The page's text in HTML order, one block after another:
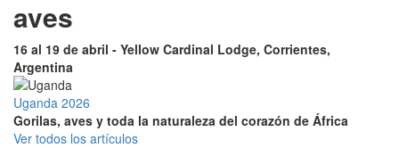
aves
16 al 19 de abril - Yellow Cardinal Lodge, Corrientes,
Argentina
Uganda 2026
Gorilas, aves y toda la naturaleza del corazón de África
Ver todos los artículos